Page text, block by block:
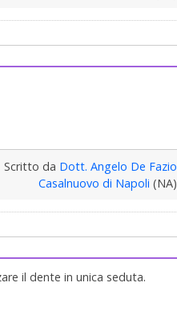
Scritto da Dott. Angelo De Fazio
Casalnuovo di Napoli (NA)
il dente in unica seduta.